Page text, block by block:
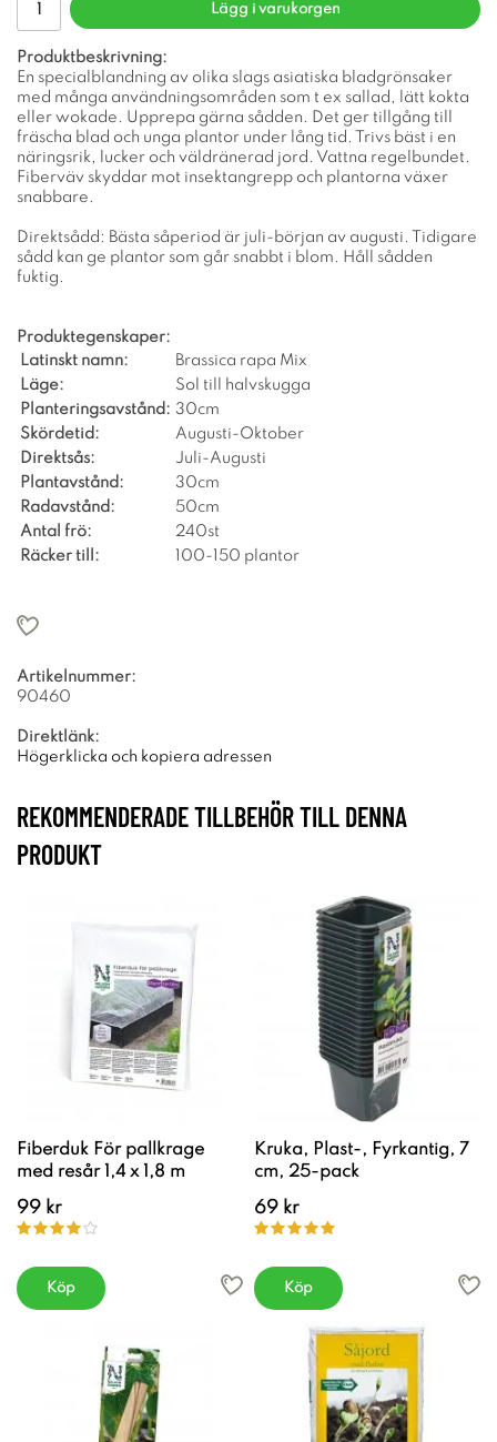
Lägg i varukorgen
Produktbeskrivning:
En specialblandning av olika slags asiatiska bladgrönsaker
med många användningsområden som t ex sallad, lätt kokta
eller wokade. Upprepa gärna sådden. Det ger tillgång till
fräscha blad och unga plantor under lång tid. Trivs bäst i en
näringsrik, lucker och väldränerad jord. Vattna regelbundet.
Fiberväv skyddar mot insektangrepp och plantorna växer
snabbare.
Direktsådd: Bästa såperiod är juli-början av augusti. Tidigare
sådd kan ge plantor som går snabbt i blom. Håll sådden
fuktig.
Produktegenskaper:
Latinskt namn:
Brassica rapa Mix
Läge:
Sol till halvskugga
Planteringsavstånd: 30cm
Skördetid:
Augusti-Oktober
Direktsås:
Juli-Augusti
Plantavstånd:
30cm
Radavstånd:
50cm
Antal frö:
240st
Räcker till:
100-150 plantor
Artikelnummer:
90460
Direktlänk:
Högerklicka och kopiera adressen
REKOMMENDERADE TILLBEHÖR TILL DENNA
PRODUKT
Fiberduk För pallkrage
med resår 1,4 x 1,8 m
99 kr
Köp
Kruka, Plast-, Fyrkantig, 7
cm, 25-pack
69 kr
Köp